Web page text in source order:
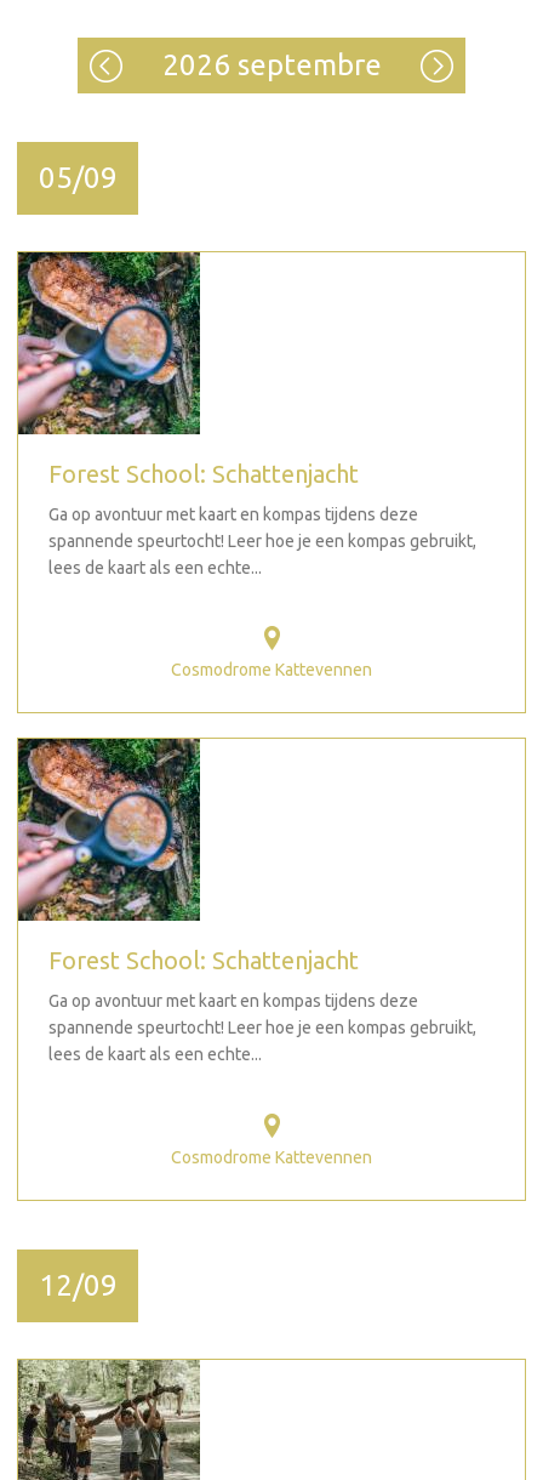
2026 septembre
05/09
Forest School: Schattenjacht
Ga op avontuur met kaart en kompas tijdens deze
spannende speurtocht! Leer hoe je een kompas gebruikt,
lees de kaart als een echte...
Cosmodrome Kattevennen
Forest School: Schattenjacht
Ga op avontuur met kaart en kompas tijdens deze
spannende speurtocht! Leer hoe je een kompas gebruikt,
lees de kaart als een echte...
Cosmodrome Kattevennen
12/09